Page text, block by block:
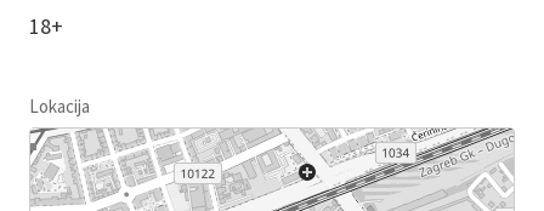
18+
Lokacija